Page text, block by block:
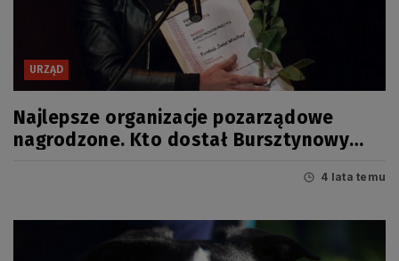
URZĄD
Najlepsze organizacje pozarządowe
nagrodzone. Kto dostał Bursztynowy
4 lata temu